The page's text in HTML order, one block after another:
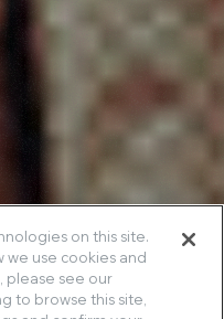
on this site.
use cookies and
please see our
to browse this site,